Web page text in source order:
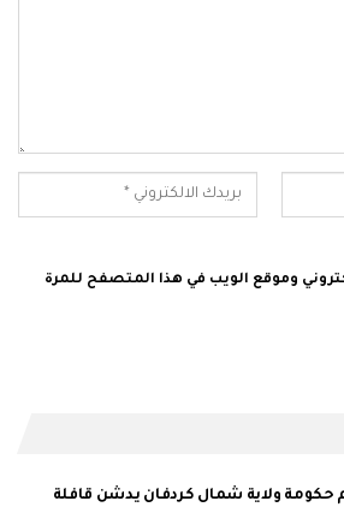
وموقع الويب في هذا المتصفح للمرة
حكومة ولاية شمال كردفان يدشن قافلة